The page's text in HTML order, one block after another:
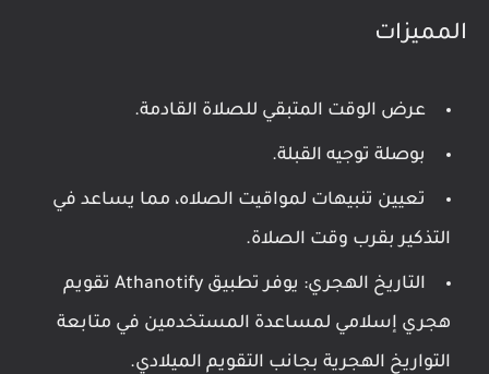
المميزات
عرض الوقت المتبقي للصلاة القادمة.
بوصلة توجيه القبلة.
تعيين تنبيهات لمواقيت الصلاه، مما يساعد في
التذكير بقرب وقت الصلاة.
التاريخ الهجري: يوفر تطبيق Athanotify تقويم
هجري إسلامي لمساعدة المستخدمين في متابعة
التواريخ الهجرية بجانب التقويم الميلادي.